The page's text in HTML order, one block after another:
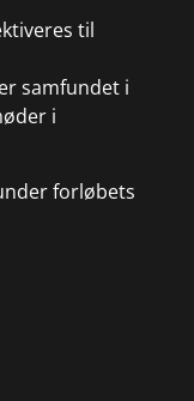
til
samfundet i
i
forløbets